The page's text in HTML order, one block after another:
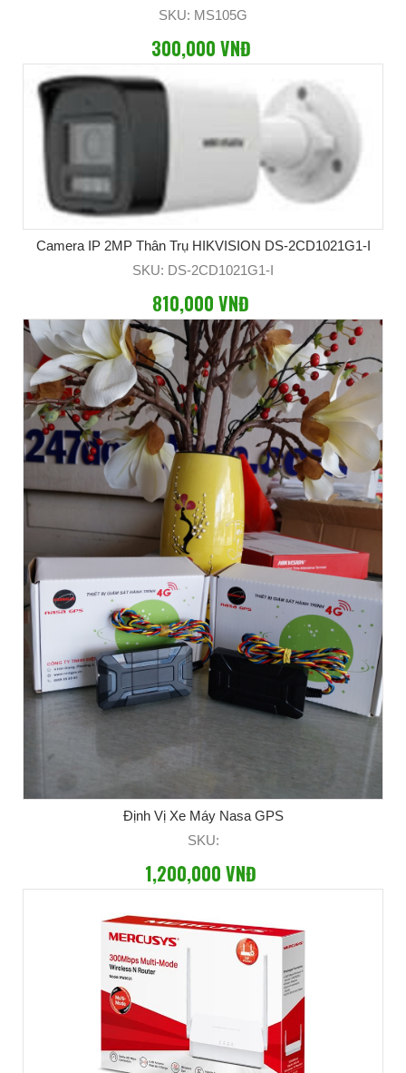
SKU: MS105G
300,000 VNĐ
Camera IP 2MP Thân Trụ HIKVISION DS-2CD1021G1-I
SKU: DS-2CD1021G1-I
810,000 VNĐ
Định Vị Xe Máy Nasa GPS
SKU:
1,200,000 VNĐ